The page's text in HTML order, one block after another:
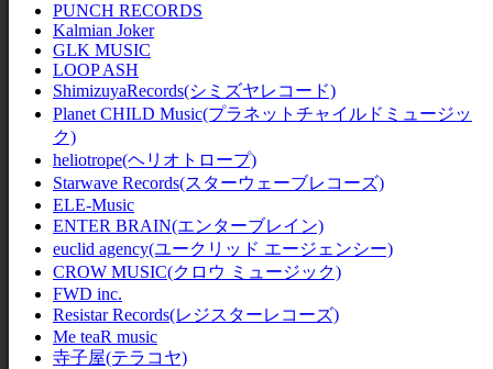
PUNCH RECORDS
Kalmian Joker
GLK MUSIC
LOOP ASH
ShimizuyaRecords(シミズヤレコード)
Planet CHILD Music(プラネットチャイルドミュージッ
ク)
heliotrope(ヘリオトロープ)
Starwave Records(スターウェーブレコーズ)
ELE-Music
ENTER BRAIN(エンターブレイン)
euclid agency(ユークリッド エージェンシー)
CROW MUSIC(クロウ ミュージック)
FWD inc.
Resistar Records(レジスターレコーズ)
Me teaR music
寺子屋(テラコヤ)